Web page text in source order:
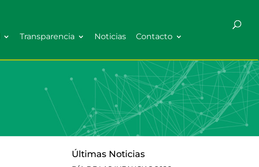
Transparencia Noticias Contacto
Últimas Noticias